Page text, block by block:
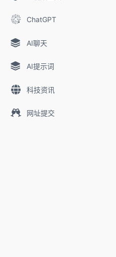
ChatGPT
AI聊天
AI提示词
科技资讯
网址提交